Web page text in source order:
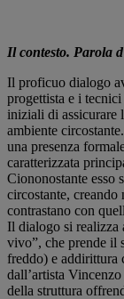
Il contesto. Parola
Il proficuo dialogo
progettista e i
iniziali di assicurare
ambiente
una presenza
caratterizzata
Ciononostante esso
circostante,
contrastano con
Il dialogo si realizza
vivo”, che prende il
freddo) e addirittura
dall’artista
della struttura